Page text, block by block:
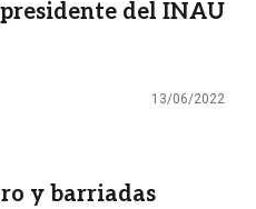
del INAU
13/06/2022
y barriadas